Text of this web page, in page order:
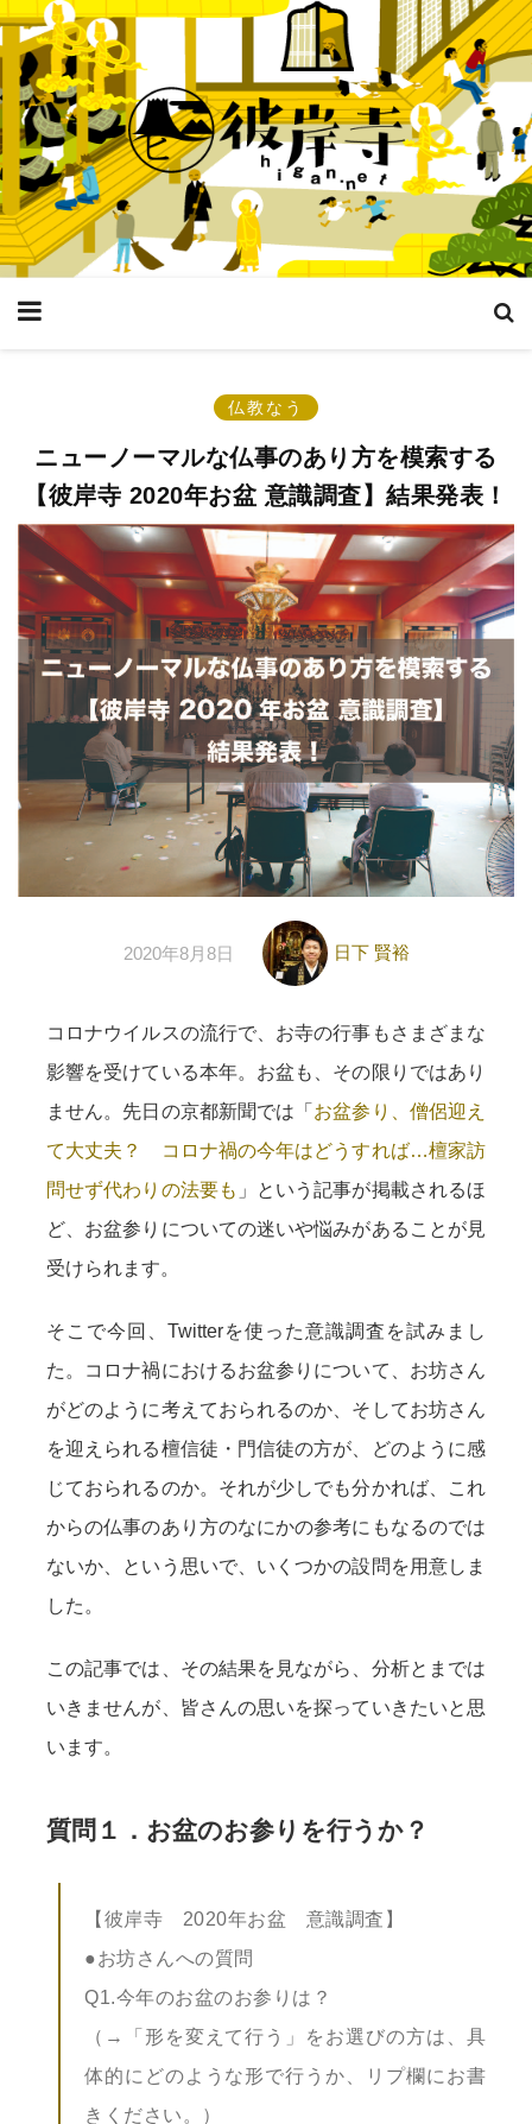
仏教なう
ニューノーマルな仏事のあり方を模索する
【彼岸寺 2020年お盆 意識調査】結果発表！
2020年8月8日 日下 賢裕
コロナウイルスの流行で、お寺の行事もさまざまな
影響を受けている本年。お盆も、その限りではあり
ません。先日の京都新聞では「 お盆参り、僧侶迎え
て大丈夫？ コロナ禍の今年はどうすれば…檀家訪
問せず代わりの法要も 」という記事が掲載されるほ
ど、お盆参りについての迷いや悩みがあることが見
受けられます。
そこで今回、Twitterを使った意識調査を試みまし
た。コロナ禍におけるお盆参りについて、お坊さん
がどのように考えておられるのか、そしてお坊さん
を迎えられる檀信徒・門信徒の方が、どのように感
じておられるのか。それが少しでも分かれば、これ
からの仏事のあり方のなにかの参考にもなるのでは
ないか、という思いで、いくつかの設問を用意しま
した。
この記事では、その結果を見ながら、分析とまでは
いきませんが、皆さんの思いを探っていきたいと思
います。
質問１．お盆のお参りを行うか？
【彼岸寺 2020年お盆 意識調査】
●お坊さんへの質問
Q1.今年のお盆のお参りは？
（→「形を変えて行う」をお選びの方は、具
体的にどのような形で行うか、リプ欄にお書
きください。）